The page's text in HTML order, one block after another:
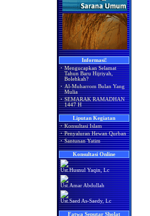
Informasi!
· Mengucapkan Selamat
Tahun Baru Hijriyah,
Bolehkah?
· Al-Muharrom Bulan Yang
Mulia
· SEMARAK RAMADHAN
1447 H
Liputan Kegiatan
· Konsultasi Islam
· Penyaluran Hewan Qurban
· Santunan Yatim
Konsultasi Online
Ust.Husnul Yaqin, Lc
Ust.Amar Abdullah
Ust.Saed As-Saedy, Lc
Fatwa Seputar Sholat